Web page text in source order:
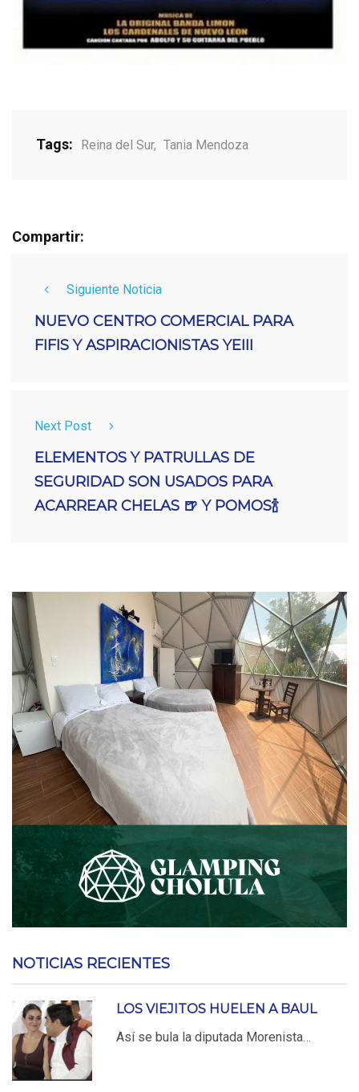
Tags: Reina del Sur, Tania Mendoza
Compartir:
Siguiente Noticia
NUEVO CENTRO COMERCIAL PARA
FIFIS Y ASPIRACIONISTAS YEIII
Next Post
ELEMENTOS Y PATRULLAS DE
SEGURIDAD SON USADOS PARA
ACARREAR CHELAS 🍺 Y POMOS🍾
NOTICIAS RECIENTES
LOS VIEJITOS HUELEN A BAUL
Así se bula la diputada Morenista…